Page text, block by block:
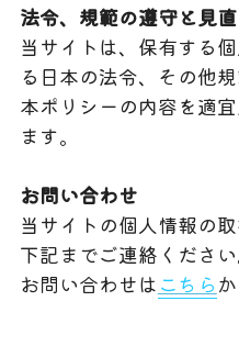
法令、規範の遵守と見
当サイトは、保有する
る日本の法令、その他
本ポリシーの内容を適
ます。
お問い合わせ
当サイトの個人情報の
下記までご連絡ください
お問い合わせはこちら